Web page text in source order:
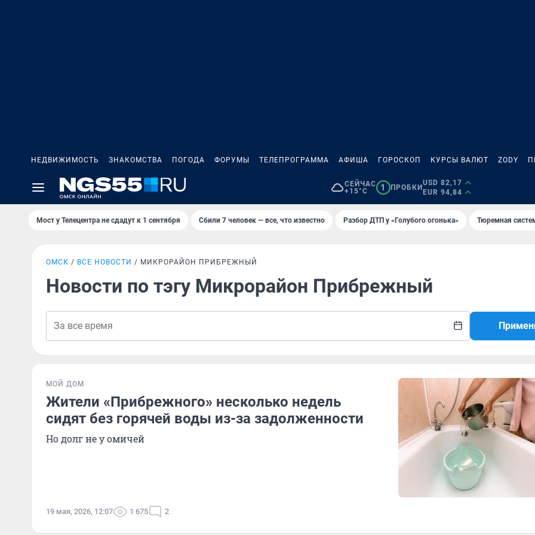
НЕДВИЖИМОСТЬ ЗНАКОМСТВА ПОГОДА ФОРУМЫ ТЕЛЕПРОГРАММА АФИША ГОРОСКОП КУРСЫ ВАЛЮТ ZODY
СЕЙЧАС
+15°C
1 ПРОБКИ
USD 82,17
EUR 94,84
Мост у Телецентра не сдадут к 1 сентября Сбили 7 человек — все, что известно Разбор ДТП у «Голубого огонька» Тюремная
ОМСК ВСЕ НОВОСТИ МИКРОРАЙОН ПРИБРЕЖНЫЙ
Новости по тэгу Микрорайон Прибрежный
МОЙ ДОМ
Жители «Прибрежного» несколько недель
сидят без горячей воды из-за задолженности
Но долг не у омичей
19 мая, 2026, 12:07 1 675 2